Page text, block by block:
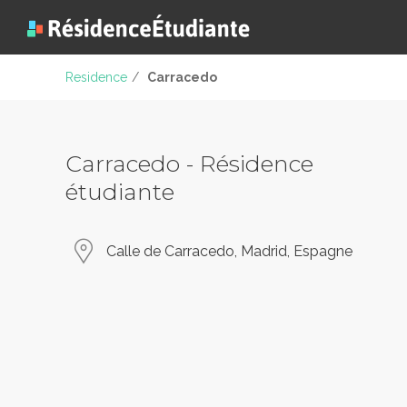
Residence / Carracedo
Carracedo - Résidence
étudiante
Calle de Carracedo, Madrid, Espagne